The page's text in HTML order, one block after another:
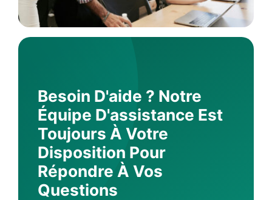
Besoin D'aide ? Notre
Équipe D'assistance Est
Toujours À Votre
Disposition Pour
Répondre À Vos
Questions